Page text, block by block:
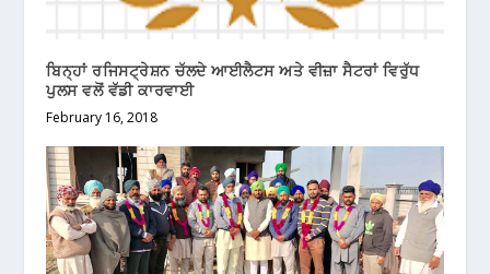
ਬਿਨ੍ਹਾਂ ਰਜਿਸਟ੍ਰੇਸ਼ਨ ਚੱਲਦੇ ਆਈਲੈਟਸ ਅਤੇ ਵੀਜ਼ਾ ਸੈਟਰਾਂ ਵਿਰੁੱਧ
ਪੁਲਸ ਵਲੋਂ ਵੱਡੀ ਕਾਰਵਾਈ
February 16, 2018